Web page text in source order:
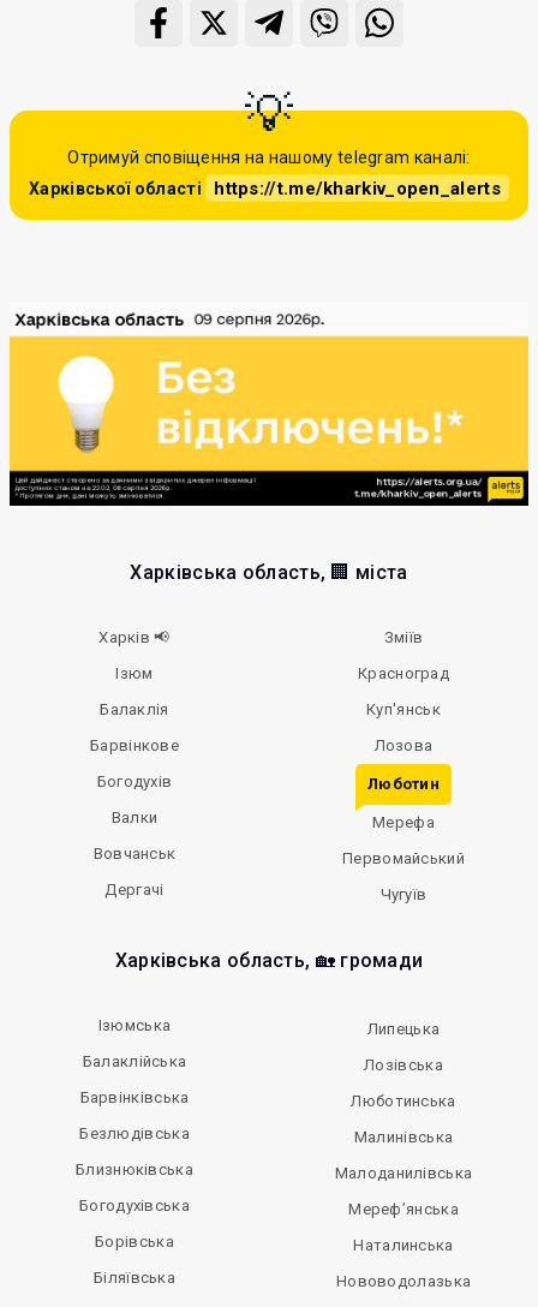
Отримуй сповіщення на нашому telegram каналі:
Харківської області
https://t.me/kharkiv_open_alerts
Харківська область, 🏢 міста
Харків 📢
Ізюм
Балаклія
Барвінкове
Богодухів
Валки
Вовчанськ
Дергачі
Зміїв
Красноград
Куп'янськ
Лозова
Люботин
Мерефа
Первомайський
Чугуїв
Харківська область, 🏡 громади
Ізюмська
Балаклійська
Барвінківська
Безлюдівська
Близнюківська
Богодухівська
Борівська
Біляївська
Липецька
Лозівська
Люботинська
Малинівська
Малоданилівська
Мереф’янська
Наталинська
Нововодолазька